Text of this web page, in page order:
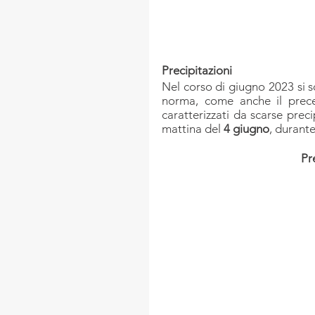
Precipitazioni
Nel corso di giugno 2023 si
norma, come anche il
caratterizzati da scarse
mattina del 4 giugno,